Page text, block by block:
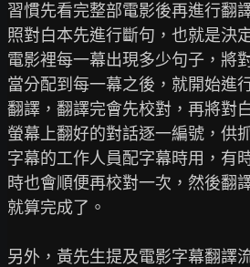
習慣先看完整部電影後再進行翻
照對白本先進行斷句，也就是決
電影裡每一幕出現多少句子，將
當分配到每一幕之後，就開始進
翻譯，翻譯完會先校對，再將對
螢幕上翻好的對話逐一編號，供
字幕的工作人員配字幕時用，有
時也會順便再校對一次，然後翻
就算完成了。
另外，黃先生提及電影字幕翻譯